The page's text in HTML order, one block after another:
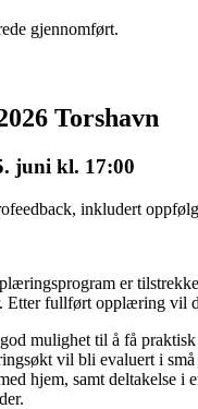
gjennomført.
Torshavn
juni kl. 17:00
inkludert
er
Etter fullført opplæring vil
mulighet til å få
vil bli evaluert i små
hjem, samt deltakelse